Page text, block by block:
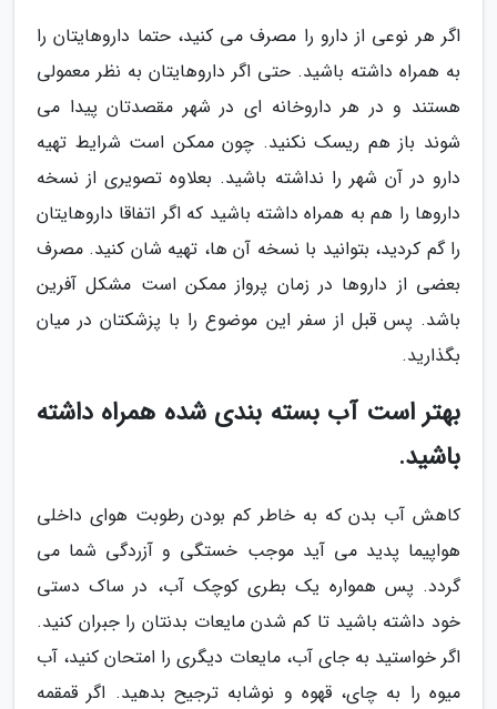
اگر هر نوعی از دارو را مصرف می کنید، حتما داروهایتان را
به همراه داشته باشید. حتی اگر داروهایتان به نظر معمولی
هستند و در هر داروخانه ای در شهر مقصدتان پیدا می
شوند باز هم ریسک نکنید. چون ممکن است شرایط تهیه
دارو در آن شهر را نداشته باشید. بعلاوه تصویری از نسخه
داروها را هم به همراه داشته باشید که اگر اتفاقا داروهایتان
را گم کردید، بتوانید با نسخه آن ها، تهیه شان کنید. مصرف
بعضی از داروها در زمان پرواز ممکن است مشکل آفرین
باشد. پس قبل از سفر این موضوع را با پزشکتان در میان
بگذارید.
بهتر است آب بسته بندی شده همراه داشته
باشید.
کاهش آب بدن که به خاطر کم بودن رطوبت هوای داخلی
هواپیما پدید می آید موجب خستگی و آزردگی شما می
گردد. پس همواره یک بطری کوچک آب، در ساک دستی
خود داشته باشید تا کم شدن مایعات بدنتان را جبران کنید.
اگر خواستید به جای آب، مایعات دیگری را امتحان کنید، آب
میوه را به چای، قهوه و نوشابه ترجیح بدهید. اگر قمقمه